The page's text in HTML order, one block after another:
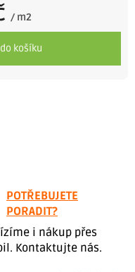
/ m2
košíku
POTŘEBUJETE
PORADIT?
i nákup přes
Kontaktujte nás.